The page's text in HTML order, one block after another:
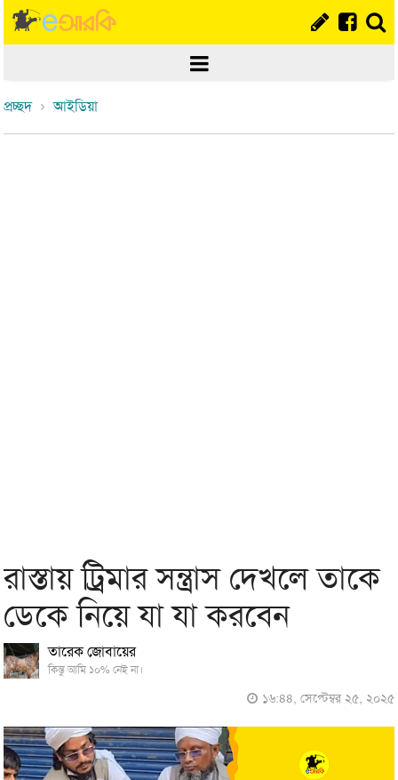
প্রচ্ছদ আইডিয়া
রাস্তায় ট্রিমার সন্ত্রাস দেখলে তাকে
ডেকে নিয়ে যা যা করবেন
তারেক জোবায়ের
কিন্তু আমি ১০% নেই না।
১৬:৪৪, সেপ্টেম্বর ২৫, ২০২৫